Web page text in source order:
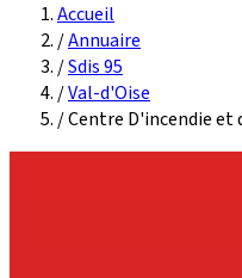
Accueil
/Annuaire
/Sdis 95
/Val-d'Oise
/Centre D'incendie et